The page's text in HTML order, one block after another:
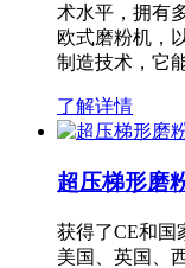
术水平，拥有
欧式磨粉机，
制造技术，它
了解详情
超压梯形磨
获得了CE和国
美国、英国、